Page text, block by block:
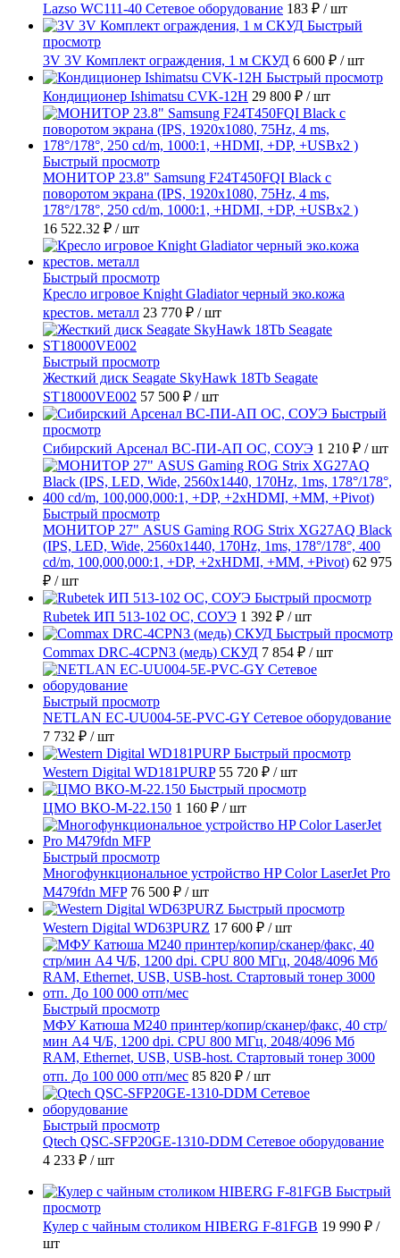
Lazso WC111-40 Сетевое оборудование 183 ₽ / шт
Быстрый
просмотр
3V 3V Комплект ограждения, 1 м СКУД 6 600 ₽ / шт
Быстрый просмотр
Кондиционер Ishimatsu CVK-12H 29 800 ₽ / шт
Быстрый просмотр
МОНИТОР 23.8" Samsung F24T450FQI Black с
поворотом экрана (IPS, 1920x1080, 75Hz, 4 ms,
178°/178°, 250 cd/m, 1000:1, +HDMI, +DP, +USBx2 )
16 522.32 ₽ / шт
Быстрый просмотр
Кресло игровое Knight Gladiator черный эко.кожа
крестов. металл 23 770 ₽ / шт
Быстрый просмотр
Жесткий диск Seagate SkyHawk 18Tb Seagate
ST18000VE002 57 500 ₽ / шт
Быстрый
просмотр
Сибирский Арсенал ВС-ПИ-АП ОС, СОУЭ 1 210 ₽ / шт
Быстрый просмотр
МОНИТОР 27" ASUS Gaming ROG Strix XG27AQ Black
(IPS, LED, Wide, 2560x1440, 170Hz, 1ms, 178°/178°, 400
cd/m, 100,000,000:1, +DP, +2хHDMI, +MM, +Pivot) 62 975
₽ / шт
Быстрый просмотр
Rubetek ИП 513-102 ОС, СОУЭ 1 392 ₽ / шт
Быстрый просмотр
Commax DRC-4CPN3 (медь) СКУД 7 854 ₽ / шт
Быстрый просмотр
NETLAN EC-UU004-5E-PVC-GY Сетевое оборудование
7 732 ₽ / шт
Быстрый просмотр
Western Digital WD181PURP 55 720 ₽ / шт
Быстрый просмотр
ЦМО ВКО-М-22.150 1 160 ₽ / шт
Быстрый просмотр
Многофункциональное устройство HP Color LaserJet Pro
M479fdn MFP 76 500 ₽ / шт
Быстрый просмотр
Western Digital WD63PURZ 17 600 ₽ / шт
Быстрый просмотр
МФУ Катюша M240 принтер/копир/сканер/факс, 40 стр/
мин А4 Ч/Б, 1200 dpi. CPU 800 МГц, 2048/4096 Мб
RAM, Ethernet, USB, USB-host. Стартовый тонер 3000
отп. До 100 000 отп/мес 85 820 ₽ / шт
Быстрый просмотр
Qtech QSC-SFP20GE-1310-DDM Сетевое оборудование
4 233 ₽ / шт
Быстрый
просмотр
Кулер с чайным столиком HIBERG F-81FGB 19 990 ₽ /
шт